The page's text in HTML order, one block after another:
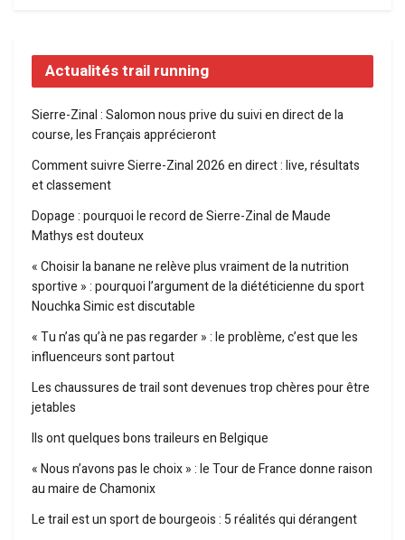
Actualités trail running
Sierre-Zinal : Salomon nous prive du suivi en direct de la
course, les Français apprécieront
Comment suivre Sierre-Zinal 2026 en direct : live, résultats
et classement
Dopage : pourquoi le record de Sierre-Zinal de Maude
Mathys est douteux
« Choisir la banane ne relève plus vraiment de la nutrition
sportive » : pourquoi l’argument de la diététicienne du sport
Nouchka Simic est discutable
« Tu n’as qu’à ne pas regarder » : le problème, c’est que les
influenceurs sont partout
Les chaussures de trail sont devenues trop chères pour être
jetables
Ils ont quelques bons traileurs en Belgique
« Nous n’avons pas le choix » : le Tour de France donne raison
au maire de Chamonix
Le trail est un sport de bourgeois : 5 réalités qui dérangent